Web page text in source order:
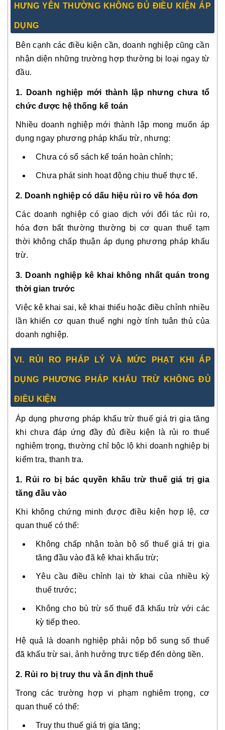
HƯNG YÊN THƯỜNG KHÔNG ĐỦ ĐIỀU KIỆN ÁP
DỤNG
Bên cạnh các điều kiện cần, doanh nghiệp cũng cần
nhận diện những trường hợp thường bị loại ngay từ
đầu.
1. Doanh nghiệp mới thành lập nhưng chưa tổ
chức được hệ thống kế toán
Nhiều doanh nghiệp mới thành lập mong muốn áp
dụng ngay phương pháp khấu trừ, nhưng:
Chưa có sổ sách kế toán hoàn chỉnh;
Chưa phát sinh hoạt động chịu thuế thực tế.
2. Doanh nghiệp có dấu hiệu rủi ro về hóa đơn
Các doanh nghiệp có giao dịch với đối tác rủi ro,
hóa đơn bất thường thường bị cơ quan thuếtạm
thời không chấp thuận áp dụng phương pháp khấu
trừ.
3. Doanh nghiệp kê khai không nhất quán trong
thời gian trước
Việc kê khai sai, kê khai thiếu hoặc điều chỉnh nhiều
lần khiến cơ quan thuế nghi ngờtính tuân thủ của
doanh nghiệp.
VI. RỦI RO PHÁP LÝ VÀ MỨC PHẠT KHI ÁP
DỤNG PHƯƠNG PHÁP KHẤU TRỪ KHÔNG ĐỦ
ĐIỀU KIỆN
Áp dụng phương pháp khấu trừ thuế giá trị gia tăng
khichưa đáp ứng đầy đủ điều kiện là rủi ro thuế
nghiêm trọng, thường chỉ bộc lộ khi doanh nghiệp bị
kiểm tra, thanh tra.
1. Rủi ro bị bác quyền khấu trừ thuế giá trị gia
tăng đầu vào
Khi không chứng minh được điều kiện hợp lệ, cơ
quan thuế có thể:
Không chấp nhận toàn bộ số thuế giá trị gia
tăng đầu vào đã kê khai khấu trừ;
Yêu cầu điều chỉnh lại tờ khai của nhiều kỳ
thuế trước;
Không cho bù trừ số thuế đã khấu trừ với các
kỳ tiếp theo.
Hệ quả là doanh nghiệp phải nộp bổ sung số thuế
đã khấu trừ sai, ảnh hưởng trực tiếp đến dòng tiền.
2. Rủi ro bị truy thu và ấn định thuế
Trong các trường hợp vi phạm nghiêm trọng, cơ
quan thuế có thể:
Truy thu thuế giá trị gia tăng;